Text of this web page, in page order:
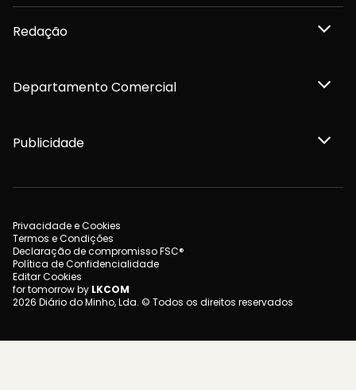
Redação
Departamento Comercial
Publicidade
Privacidade e Cookies
Termos e Condições
Declaração de compromisso FSC®
Política de Confidencialidade
Editar Cookies
for tomorrow by LKCOM
2026 Diário do Minho, Lda. © Todos os direitos reservados